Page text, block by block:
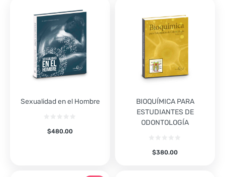
Sexualidad en el Hombre
$480.00
BIOQUÍMICA PARA
ESTUDIANTES DE
ODONTOLOGÍA
$380.00